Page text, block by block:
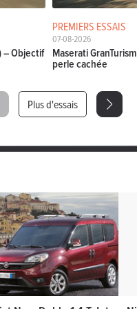
– Objectif
PREMIERS ESSAIS
07-08-2026
Maserati
perle cachée
Plus d'essais